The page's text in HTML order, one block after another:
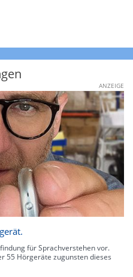
ANZEIGE
für Sprachverstehen vor.
55 Hörgeräte zugunsten dieses